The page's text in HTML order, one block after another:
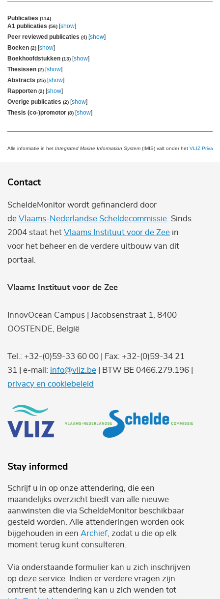
Publicaties (114)
A1 publicaties (56) [show]
Peer reviewed publicaties (4) [show]
Boeken (2) [show]
Boekhoofdstukken (13) [show]
Thesissen (2) [show]
Abstracts (25) [show]
Rapporten (2) [show]
Overige publicaties (2) [show]
Thesis (co-)promotor (8) [show]
Alle informatie in het Integrated Marine Information System (IMIS) valt onder het VLIZ Privacy
Contact
ScheldeMonitor wordt gefinancierd door
de Vlaams-Nederlandse Scheldecommissie . Sinds
2004 staat het Vlaams Instituut voor de Zee in
voor het beheer en de verdere uitbouw van dit
portaal.
Vlaams Instituut voor de Zee
InnovOcean Campus | Jacobsenstraat 1, 8400
OOSTENDE, België
Tel.: +32-(0)59-33 60 00 | Fax: +32-(0)59-34 21
31 | e-mail: info@vliz.be | BTW BE 0466.279.196 |
privacy en cookiebeleid
Stay informed
Schrijf u in op onze attendering, die een
maandelijks overzicht biedt van alle nieuwe
aanwinsten die via ScheldeMonitor beschikbaar
gesteld worden. Alle attenderingen worden ook
bijgehouden in een Archief , zodat u die op elk
moment terug kunt consulteren.
Via onderstaande formulier kan u zich inschrijven
op deze service. Indien er verdere vragen zijn
omtrent te attendering kan u zich wenden tot